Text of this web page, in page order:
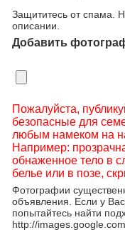
Защититесь от спама.
описании.
Добавить
Пожалуйста,
безопасные для
любым намеком на
Например:
обнаженное тело в
белье или в позе,
Фотографии
объявления. Если у
попытайтесь найти
http://